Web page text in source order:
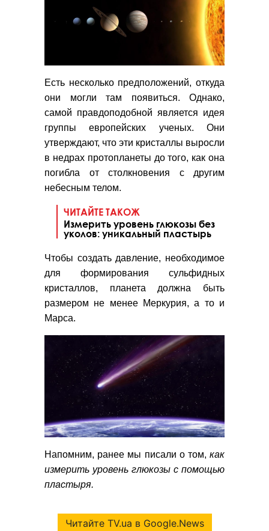
Есть несколько предположений, откуда
они могли там появиться. Однако,
самой правдоподобной является идея
группы европейских ученых. Они
утверждают, что эти кристаллы выросли
в недрах протопланеты до того, как она
погибла от столкновения с другим
небесным телом.
ЧИТАЙТЕ ТАКОЖ
Измерить уровень глюкозы без
уколов: уникальный пластырь
Чтобы создать давление, необходимое
для формирования сульфидных
кристаллов, планета должна быть
размером не менее Меркурия, а то и
Марса.
Напомним, ранее мы писали о том, как
измерить уровень глюкозы с помощью
пластыря.
Читайте TV.ua в Google.News